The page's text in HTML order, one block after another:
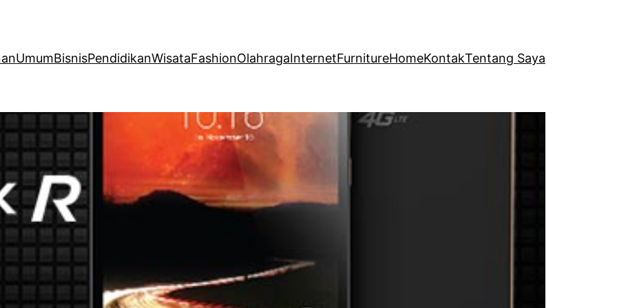
UmumBisnisPendidikanWisataFashionOlahragaInternetFurnitureHomeKontakTentang Saya